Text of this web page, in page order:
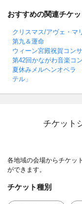
おすすめの関連チケ
クリスマス/アヴェ・マ
第九＆運命
ウィーン宮殿祝賀コン
第42回かながわ音楽コ
夏休みメルヘンオペラ
テル」
チケット
各地域の会場からチケッ
ができます。
チケット種別